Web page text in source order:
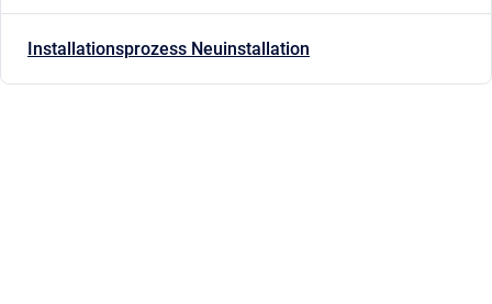
Installationsprozess Neuinstallation